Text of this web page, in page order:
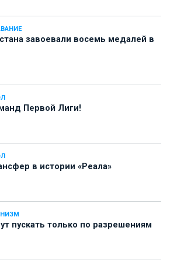
завоевали восемь медалей в
Первой Лиги!
в истории «Реала»
пускать только по разрешениям